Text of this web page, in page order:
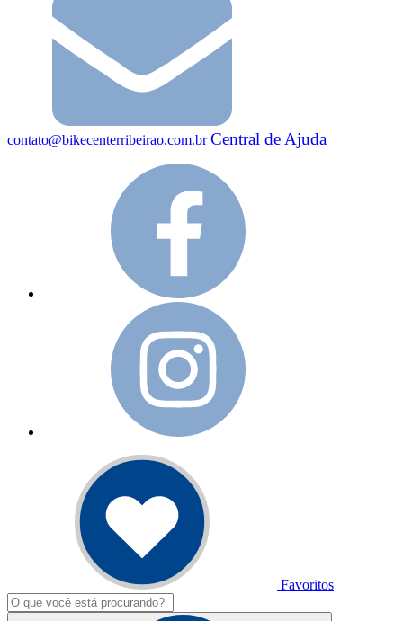
contato@bikecenterribeirao.com.brCentral de Ajuda
Favoritos